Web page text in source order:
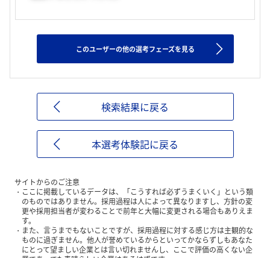
このユーザーの他の選考フェーズを見る
検索結果に戻る
本選考体験記に戻る
サイトからのご注意
ここに掲載しているデータは、「こうすれば必ずうまくいく」という類
のものではありません。採用過程は人によって異なりますし、方針の変
更や採用担当者が変わることで前年と大幅に変更される場合もありえま
す。
また、言うまでもないことですが、採用過程に対する感じ方は主観的な
ものに過ぎません。他人が誉めているからといってかならずしもあなた
にとって望ましい企業とは言い切れませんし、ここで評価の高くない企